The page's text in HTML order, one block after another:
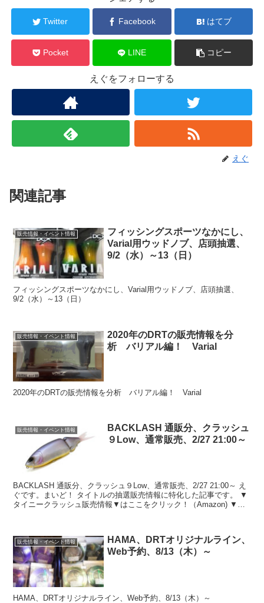
Twitter Facebook はてブ
Pocket LINE コピー
えぐをフォローする
えぐ
関連記事
販売情報・イベント情報
フィッシングスポーツなかにし、
Varial用ウッドノブ、店頭抽選、
9/2（水）～13（日）
フィッシングスポーツなかにし、Varial用ウッドノブ、店頭抽選、
9/2（水）～13（日）
販売情報・イベント情報
2020年のDRTの販売情報を分
析 バリアル編！ Varial
2020年のDRTの販売情報を分析 バリアル編！ Varial
販売情報・イベント情報
BACKLASH 通販分、クラッシュ
９Low、通常販売、2/27 21:00～
BACKLASH 通販分、クラッシュ９Low、通常販売、2/27 21:00～ え
ぐです。まいど！ タイトルの抽選販売情報に特化した記事です。 ▼
タイニークラッシュ販売情報▼はここをクリック！（Amazon) ▼タ
販売情報・イベント情報
HAMA、DRTオリジナルライン、
Web予約、8/13（木）～
HAMA、DRTオリジナルライン、Web予約、8/13（木）～